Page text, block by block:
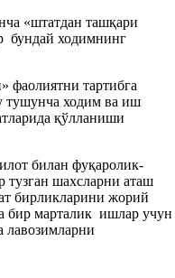
«штатдан ташқари
бундай ходимнинг
фаолиятни тартибга
тушунча ходим ва иш
қўлланиши
билан фуқаролик-
тузган шахсларни аташ
бирликларини жорий
бир марталик ишлар учун
лавозимларни